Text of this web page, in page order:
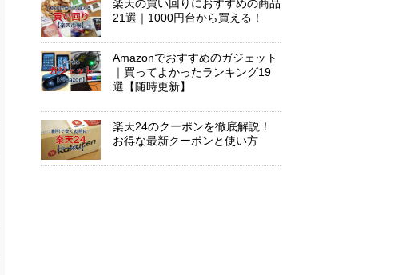
楽天の買い回りにおすすめの商品
21選｜1000円台から買える！
Amazonでおすすめのガジェット
｜買ってよかったランキング19
選【随時更新】
楽天24のクーポンを徹底解説！
お得な最新クーポンと使い方